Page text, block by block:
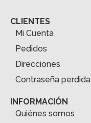
CLIENTES
Mi Cuenta
Pedidos
Direcciones
Contraseña perdida
INFORMACIÓN
Quiénes somos